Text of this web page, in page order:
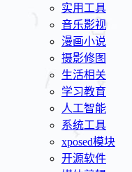
实用工具
音乐影视
漫画小说
摄影修图
生活相关
学习教育
人工智能
系统工具
xposed模块
开源软件